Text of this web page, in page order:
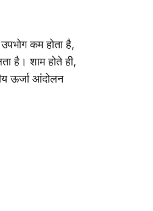
कम होता है,
है। शाम होते ही,
ऊर्जा आंदोलन